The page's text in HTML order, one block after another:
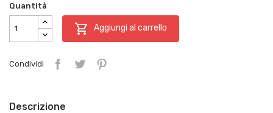
Quantità
 Aggiungi al carrello
Condividi
Descrizione